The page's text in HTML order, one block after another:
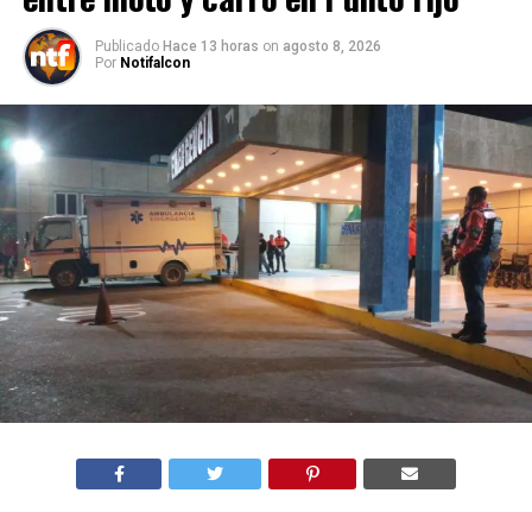
Publicado Hace 13 horas on agosto 8, 2026
Por Notifalcon